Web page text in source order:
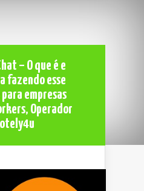
– O que é e
fazendo esse
empresas
Operador